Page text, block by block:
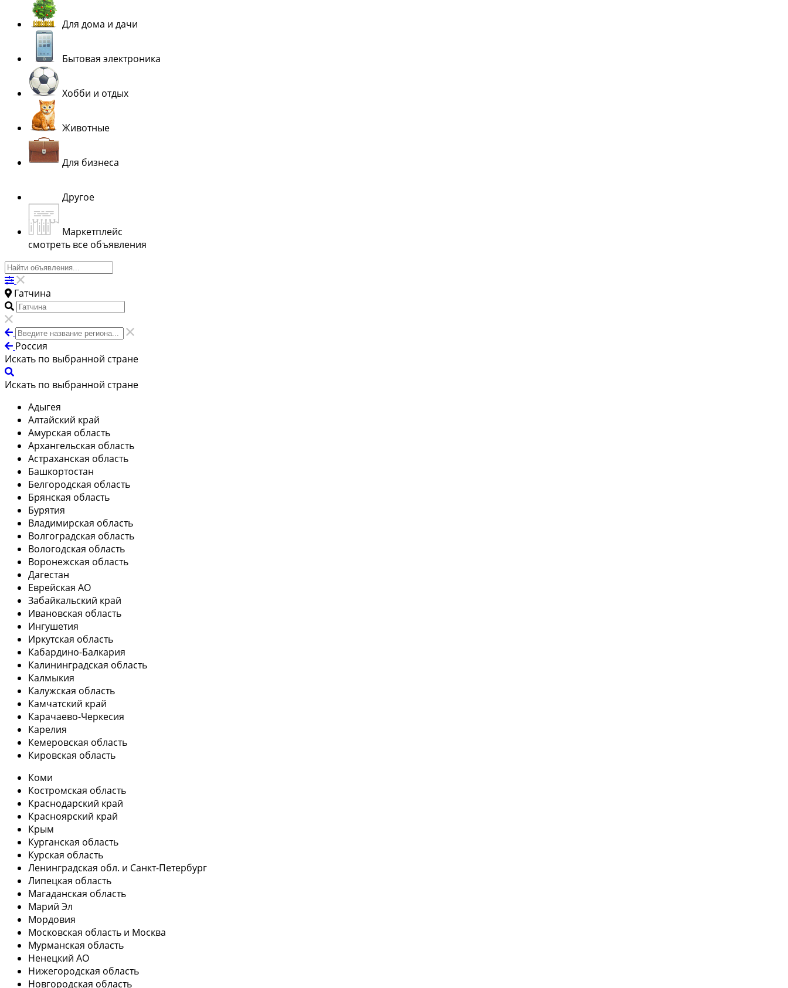
Для дома и дачи
Бытовая электроника
Хобби и отдых
Животные
Для бизнеса
Другое
Маркетплейс
смотреть все объявления
Гатчина
Россия
Искать по выбранной стране
Искать по выбранной стране
Адыгея
Алтайский край
Амурская область
Архангельская область
Астраханская область
Башкортостан
Белгородская область
Брянская область
Бурятия
Владимирская область
Волгоградская область
Вологодская область
Воронежская область
Дагестан
Еврейская АО
Забайкальский край
Ивановская область
Ингушетия
Иркутская область
Кабардино-Балкария
Калининградская область
Калмыкия
Калужская область
Камчатский край
Карачаево-Черкесия
Карелия
Кемеровская область
Кировская область
Коми
Костромская область
Краснодарский край
Красноярский край
Крым
Курганская область
Курская область
Ленинградская обл. и Санкт-Петербург
Липецкая область
Магаданская область
Марий Эл
Мордовия
Московская область и Москва
Мурманская область
Ненецкий АО
Нижегородская область
Новгородская область